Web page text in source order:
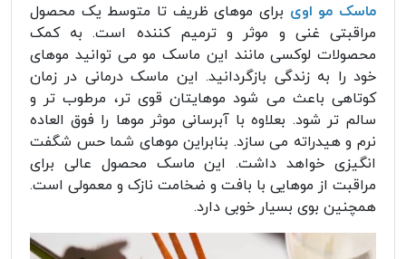
ماسک مو اوی برای موهای ظریف تا متوسط یک محصول
مراقبتی غنی و موثر و ترمیم کننده است. به کمک
محصولات لوکسی مانند این ماسک مو می توانید موهای
خود را به زندگی بازگردانید. این ماسک درمانی در زمان
کوتاهی باعث می شود موهایتان قوی تر، مرطوب تر و
سالم تر شود. بعلاوه با آبرسانی موثر موها را فوق العاده
نرم و هیدراته می سازد. بنابراین موهای شما حس شگفت
انگیزی خواهد داشت. این ماسک محصول عالی برای
مراقبت از موهایی با بافت و ضخامت نازک و معمولی است.
همچنین بوی بسیار خوبی دارد.